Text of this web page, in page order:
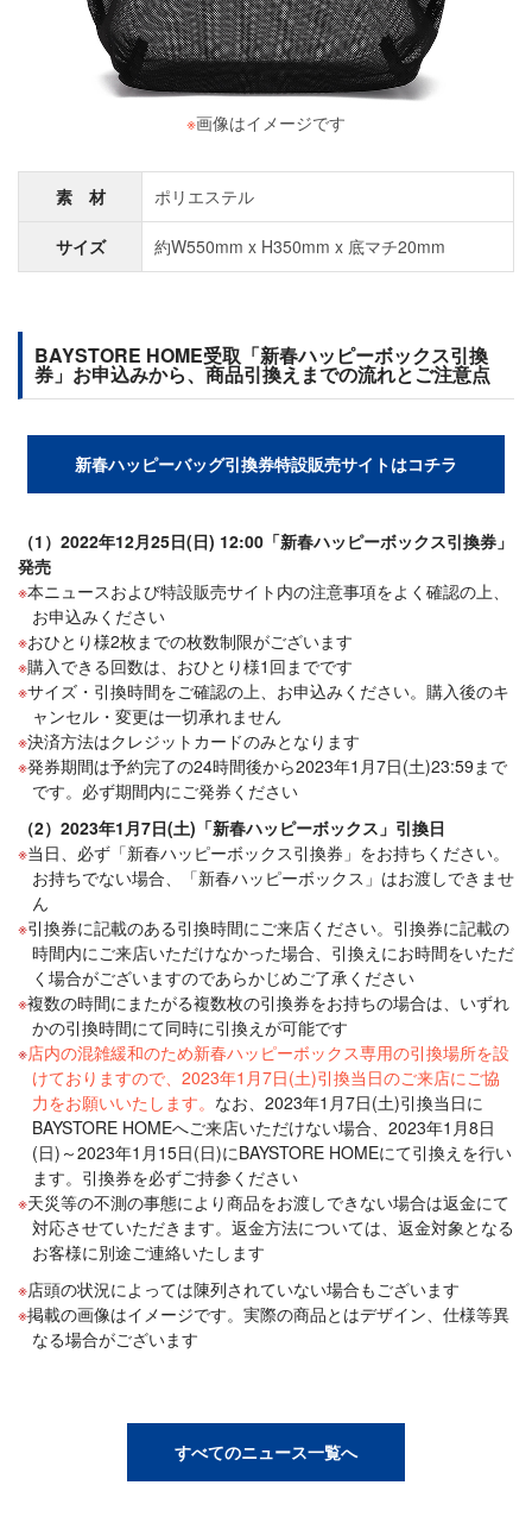
※画像はイメージです
素 材 ポリエステル
サイズ 約W550mm x H350mm x 底マチ20mm
BAYSTORE HOME受取「新春ハッピーボックス引換
券」お申込みから、商品引換えまでの流れとご注意点
新春ハッピーバッグ引換券特設販売サイトはコチラ
（1）2022年12月25日(日) 12:00「新春ハッピーボックス引換券」
発売
本ニュースおよび特設販売サイト内の注意事項をよく確認の上、
お申込みください
おひとり様2枚までの枚数制限がございます
購入できる回数は、おひとり様1回までです
サイズ・引換時間をご確認の上、お申込みください。購入後のキ
ャンセル・変更は一切承れません
決済方法はクレジットカードのみとなります
発券期間は予約完了の24時間後から2023年1月7日(土)23:59まで
です。必ず期間内にご発券ください
（2）2023年1月7日(土)「新春ハッピーボックス」引換日
当日、必ず「新春ハッピーボックス引換券」をお持ちください。
お持ちでない場合、「新春ハッピーボックス」はお渡しできませ
ん
引換券に記載のある引換時間にご来店ください。引換券に記載の
時間内にご来店いただけなかった場合、引換えにお時間をいただ
く場合がございますのであらかじめご了承ください
複数の時間にまたがる複数枚の引換券をお持ちの場合は、いずれ
かの引換時間にて同時に引換えが可能です
店内の混雑緩和のため新春ハッピーボックス専用の引換場所を設
けておりますので、2023年1月7日(土)引換当日のご来店にご協
力をお願いいたします。 なお、2023年1月7日(土)引換当日に
BAYSTORE HOMEへご来店いただけない場合、2023年1月8日
(日)～2023年1月15日(日)にBAYSTORE HOMEにて引換えを行い
ます。引換券を必ずご持参ください
天災等の不測の事態により商品をお渡しできない場合は返金にて
対応させていただきます。返金方法については、返金対象となる
お客様に別途ご連絡いたします
店頭の状況によっては陳列されていない場合もございます
掲載の画像はイメージです。実際の商品とはデザイン、仕様等異
なる場合がございます
すべてのニュース一覧へ